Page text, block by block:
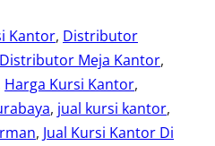
Kantor, Distributor
Distributor Meja Kantor
Harga Kursi Kantor
, jual kursi kantor
, Jual Kursi Kantor Di